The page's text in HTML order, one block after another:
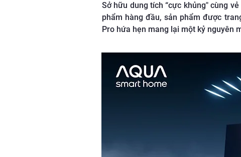
Sở hữu dung tích “cực khủng" cùng
phẩm hàng đầu, sản phẩm được
Pro hứa hẹn mang lại một kỷ nguyên